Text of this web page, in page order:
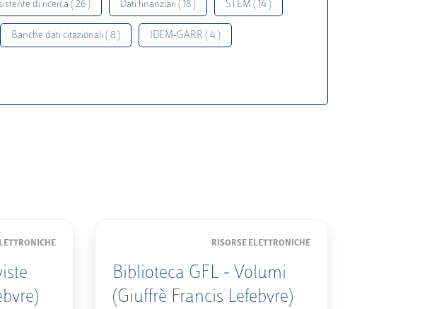
di ricerca ( 26 ) Dati finanziari ( 18 ) STEM ( 14 )
Banche dati citazionali ( 8 ) IDEM-GARR ( 4 )
RISORSE ELETTRONICHE
Biblioteca GFL - Volumi
(Giuffrè Francis Lefebvre)